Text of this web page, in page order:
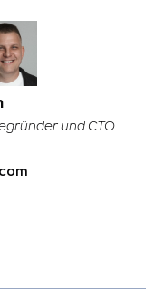
und CTO